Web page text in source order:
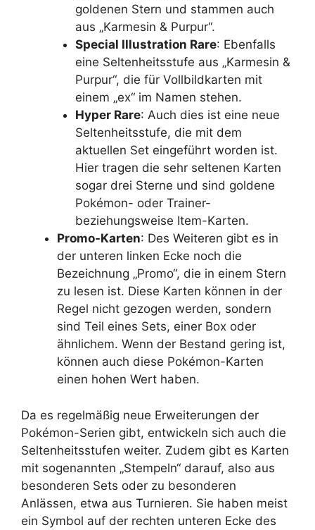
goldenen Stern und stammen auch
aus „Karmesin & Purpur“.
Special Illustration Rare: Ebenfalls
eine Seltenheitsstufe aus „Karmesin &
Purpur“, die für Vollbildkarten mit
einem „ex“ im Namen stehen.
Hyper Rare: Auch dies ist eine neue
Seltenheitsstufe, die mit dem
aktuellen Set eingeführt worden ist.
Hier tragen die sehr seltenen Karten
sogar drei Sterne und sind goldene
Pokémon- oder Trainer-
beziehungsweise Item-Karten.
Promo-Karten: Des Weiteren gibt es in
der unteren linken Ecke noch die
Bezeichnung „Promo“, die in einem Stern
zu lesen ist. Diese Karten können in der
Regel nicht gezogen werden, sondern
sind Teil eines Sets, einer Box oder
ähnlichem. Wenn der Bestand gering ist,
können auch diese Pokémon-Karten
einen hohen Wert haben.
Da es regelmäßig neue Erweiterungen der
Pokémon-Serien gibt, entwickeln sich auch die
Seltenheitsstufen weiter. Zudem gibt es Karten
mit sogenannten „Stempeln“ darauf, also aus
besonderen Sets oder zu besonderen
Anlässen, etwa aus Turnieren. Sie haben meist
ein Symbol auf der rechten unteren Ecke des